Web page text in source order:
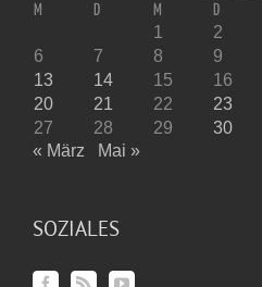
M D M D
1 2
6
7 8 9
13
14 15 16
20
21 22 23
27
28 29
30
« März
Mai »
SOZIALES